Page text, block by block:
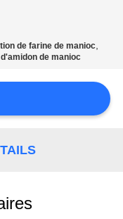
de farine de manioc,
de manioc